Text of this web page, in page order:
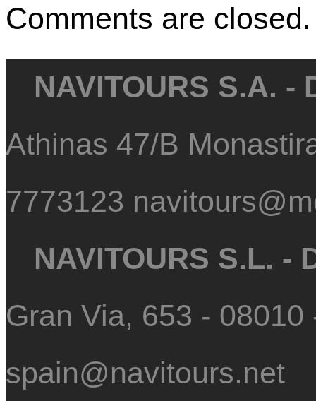
Comments are closed.
NAVITOURS S.A. -
Athinas 47/B
7773123
NAVITOURS S.L. -
Gran Via, 653 -
spain@navitours.net